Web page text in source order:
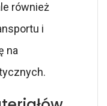
również
i
na